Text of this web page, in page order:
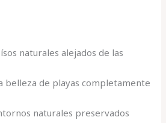
naturales alejados de las
belleza de playas completamente
naturales preservados